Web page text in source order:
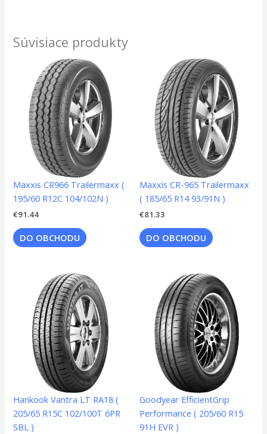
Súvisiace produkty
Maxxis CR966 Trailermaxx (
195/60 R12C 104/102N )
€91.44
DO OBCHODU
Maxxis CR-965 Trailermaxx
( 185/65 R14 93/91N )
€81.33
DO OBCHODU
Hankook Vantra LT RA18 (
205/65 R15C 102/100T 6PR
SBL )
Goodyear EfficientGrip
Performance ( 205/60 R15
91H EVR )